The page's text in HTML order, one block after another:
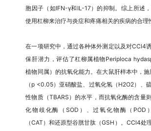
胞因子（如IFN-γ和IL-17）的抑制。综上所述
使用杠柳来治疗与炎症和疼痛相关的疾病的合理
在一项研究中，通过各种体外测定以及对CCl4
保肝潜力，评估了杠柳属植物Periploca
植物同属）的抗氧化能力。在大鼠肝样本中，
（p <0.05）亚硝酸盐、过氧化氢（H2O2）、
性物质（TBARS）的水平，而抗氧化酶的含量
化物歧化酶（SOD）、过氧化物酶（POD
（CAT）和还原型谷胱甘肽（GSH）。CCl4处